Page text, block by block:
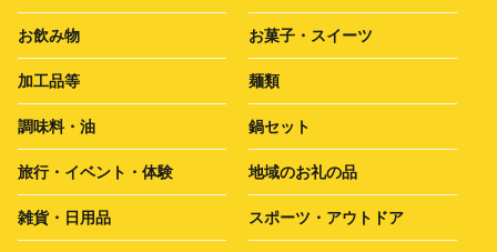
お飲み物 お菓子・スイーツ
加工品等 麺類
調味料・油 鍋セット
旅行・イベント・体験 地域のお礼の品
雑貨・日用品 スポーツ・アウトドア